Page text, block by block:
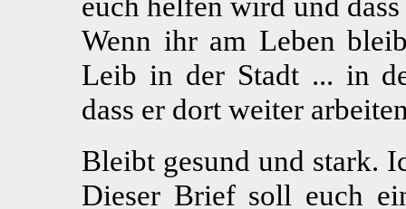
Wenn ihr am Leben
Leib in der Stadt ... in
dass er dort weiter
Bleibt gesund und stark.
Dieser Brief soll euch